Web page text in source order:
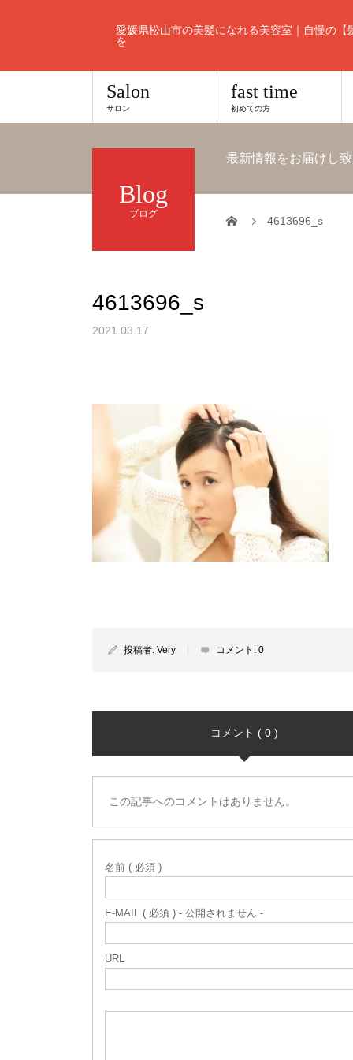
愛媛県松山市の美髪になれる美容室｜自慢の
を
Salon
サロン
fast time
初めての方
Blog
ブログ
最新情報をお届けし
4613696_s
4613696_s
2021.03.17
投稿者: Very コメント: 0
コメント ( 0 )
この記事へのコメントはありません。
名前 ( 必須 )
E-MAIL ( 必須 ) - 公開されません -
URL